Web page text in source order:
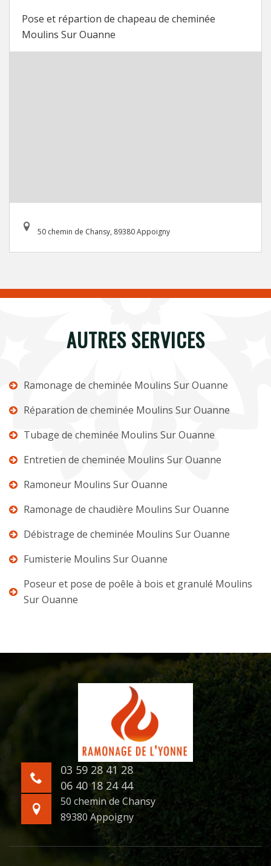
Pose et répartion de chapeau de cheminée
Moulins Sur Ouanne
50 chemin de Chansy, 89380 Appoigny
AUTRES SERVICES
Ramonage de cheminée Moulins Sur Ouanne
Réparation de cheminée Moulins Sur Ouanne
Tubage de cheminée Moulins Sur Ouanne
Entretien de cheminée Moulins Sur Ouanne
Ramoneur Moulins Sur Ouanne
Ramonage de chaudière Moulins Sur Ouanne
Débistrage de cheminée Moulins Sur Ouanne
Fumisterie Moulins Sur Ouanne
Poseur et pose de poêle à bois et granulé Moulins
Sur Ouanne
03 59 28 41 28
06 40 18 24 44
50 chemin de Chansy
89380 Appoigny